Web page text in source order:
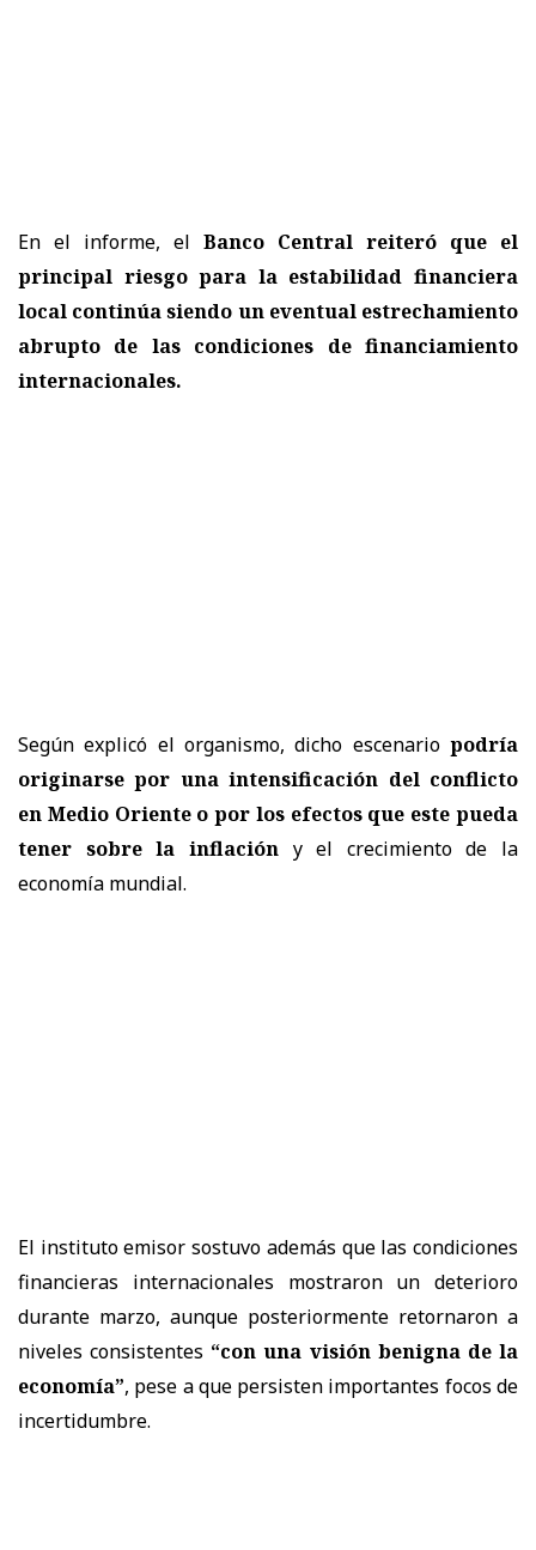
En el informe, el Banco Central reiteró que el
principal riesgo para la estabilidad financiera
local continúa siendo un eventual estrechamiento
abrupto de las condiciones de financiamiento
internacionales.
Según explicó el organismo, dicho escenario podría
originarse por una intensificación del conflicto
en Medio Oriente o por los efectos que este pueda
tener sobre la inflacióny el crecimiento de la
economía mundial.
El instituto emisor sostuvo además que las condiciones
financieras internacionales mostraron un deterioro
durante marzo, aunque posteriormente retornaron a
niveles consistentes “con una visión benigna de la
economía”, pese a que persisten importantes focos de
incertidumbre.